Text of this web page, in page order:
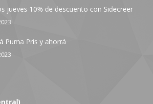
jueves 10% de descuento con Sidecreer
Puma Pris y ahorrá